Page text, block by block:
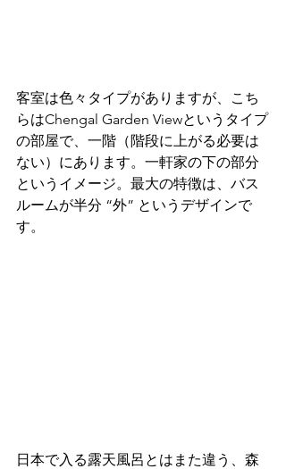
客室は色々タイプがありますが、こち
らはChengal Garden Viewというタイプ
の部屋で、一階（階段に上がる必要は
ない）にあります。一軒家の下の部分
というイメージ。最大の特徴は、バス
ルームが半分 “外” というデザインで
す。
日本で入る露天風呂とはまた違う、森